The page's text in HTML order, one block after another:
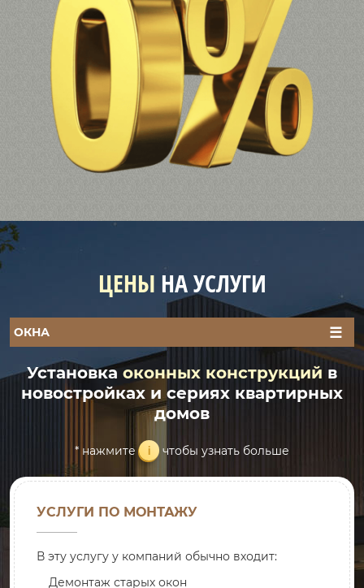
ЦЕНЫ НА УСЛУГИ
ОКНА
ДОМА
ДВЕРИ И ПОРТАЛЫ
ОТДЕЛКА БАЛКОНОВ И ЛОДЖИЙ
Установка оконных конструкций в
новостройках и сериях квартирных
домов
* нажмите i чтобы узнать больше
УСЛУГИ ПО МОНТАЖУ
В эту услугу у компаний обычно входит:
Демонтаж старых окон